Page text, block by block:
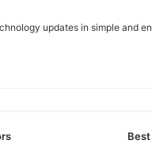
updates in simple and